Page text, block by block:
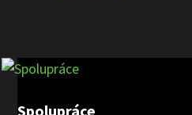
Spolupráce